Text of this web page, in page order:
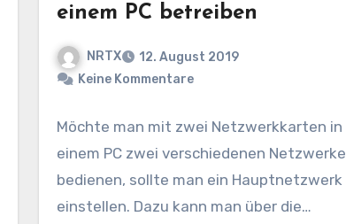
einem PC betreiben
NRTX
12. August 2019
Keine Kommentare
Möchte man mit zwei Netzwerkkarten in
einem PC zwei verschiedenen Netzwerke
bedienen, sollte man ein Hauptnetzwerk
einstellen. Dazu kann man über die…